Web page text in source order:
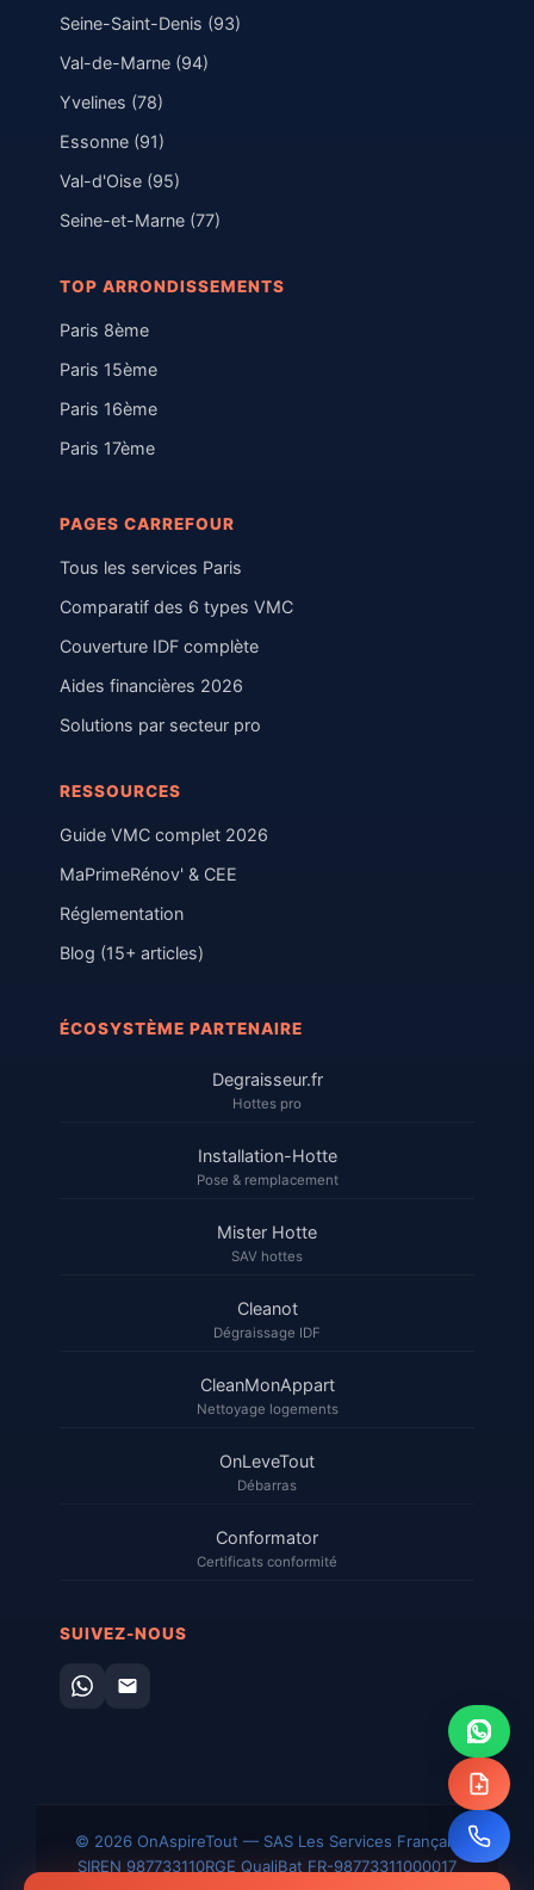
Seine-Saint-Denis (93)
Val-de-Marne (94)
Yvelines (78)
Essonne (91)
Val-d'Oise (95)
Seine-et-Marne (77)
TOP ARRONDISSEMENTS
Paris 8ème
Paris 15ème
Paris 16ème
Paris 17ème
PAGES CARREFOUR
Tous les services Paris
Comparatif des 6 types VMC
Couverture IDF complète
Aides financières 2026
Solutions par secteur pro
RESSOURCES
Guide VMC complet 2026
MaPrimeRénov' & CEE
Réglementation
Blog (15+ articles)
ÉCOSYSTÈME PARTENAIRE
Degraisseur.fr
Hottes pro
Installation-Hotte
Pose & remplacement
Mister Hotte
SAV hottes
Cleanot
Dégraissage IDF
CleanMonAppart
Nettoyage logements
OnLeveTout
Débarras
Conformator
Certificats conformité
SUIVEZ-NOUS
© 2026 OnAspireTout — SAS Les Services Français
SIREN 987733110RGE QualiBat FR-98773311000017